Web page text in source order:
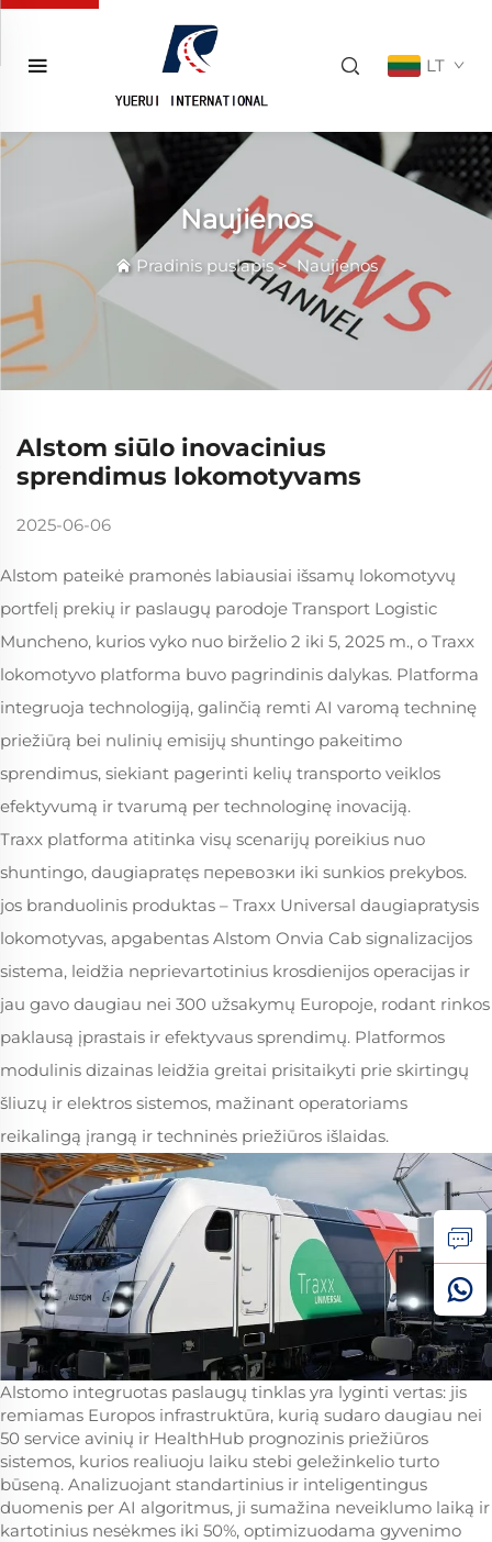
LT
Naujienos
Pradinis puslapis>Naujienos
Alstom siūlo inovacinius
sprendimus lokomotyvams
2025-06-06
Alstom pateikė pramonės labiausiai išsamų lokomotyvų
portfelį prekių ir paslaugų parodoje Transport Logistic
Muncheno, kurios vyko nuo birželio 2 iki 5, 2025 m., o Traxx
lokomotyvo platforma buvo pagrindinis dalykas. Platforma
integruoja technologiją, galinčią remti AI varomą techninę
priežiūrą bei nulinių emisijų shuntingo pakeitimo
sprendimus, siekiant pagerinti kelių transporto veiklos
efektyvumą ir tvarumą per technologinę inovaciją.
Traxx platforma atitinka visų scenarijų poreikius nuo
shuntingo, daugiapratęs перевозки iki sunkios prekybos.
jos branduolinis produktas – Traxx Universal daugiapratysis
lokomotyvas, apgabentas Alstom Onvia Cab signalizacijos
sistema, leidžia neprievartotinius krosdienijos operacijas ir
jau gavo daugiau nei 300 užsakymų Europoje, rodant rinkos
paklausą įprastais ir efektyvaus sprendimų. Platformos
modulinis dizainas leidžia greitai prisitaikyti prie skirtingų
šliuzų ir elektros sistemos, mažinant operatoriams
reikalingą įrangą ir techninės priežiūros išlaidas.
Alstomo integruotas paslaugų tinklas yra lyginti vertas: jis
remiamas Europos infrastruktūra, kurią sudaro daugiau nei
50 service avinių ir HealthHub prognozinis priežiūros
sistemos, kurios realiuoju laiku stebi geležinkelio turto
būseną. Analizuojant standartinius ir inteligentingus
duomenis per AI algoritmus, ji sumažina neveiklumo laiką ir
kartotinius nesėkmes iki 50%, optimizuodama gyvenimo